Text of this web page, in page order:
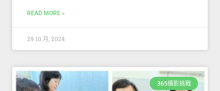
READ MORE »
29 10 月, 2024
365攝影挑戰